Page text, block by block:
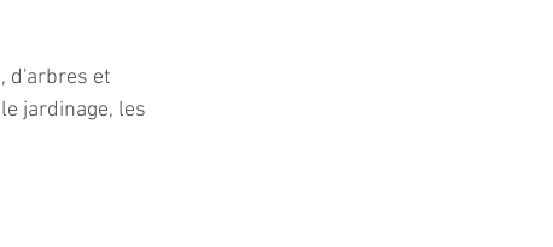
d'arbres et
jardinage, les